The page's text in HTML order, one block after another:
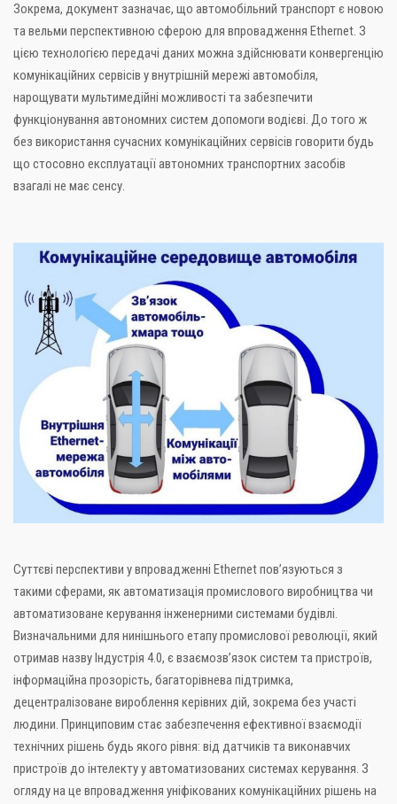
Зокрема, документ зазначає, що автомобільний транспорт є новою
та вельми перспективною сферою для впровадження Ethernet. З
цією технологією передачі даних можна здійснювати конвергенцію
комунікаційних сервісів у внутрішній мережі автомобіля,
нарощувати мультимедійні можливості та забезпечити
функціонування автономних систем допомоги водієві. До того ж
без використання сучасних комунікаційних сервісів говорити будь
що стосовно експлуатації автономних транспортних засобів
взагалі не має сенсу.
Суттєві перспективи у впровадженні Ethernet пов’язуються з
такими сферами, як автоматизація промислового виробництва чи
автоматизоване керування інженерними системами будівлі.
Визначальними для нинішнього етапу промислової революції, який
отримав назву Індустрія 4.0, є взаємозв’язок систем та пристроїв,
інформаційна прозорість, багаторівнева підтримка,
децентралізоване вироблення керівних дій, зокрема без участі
людини. Принциповим стає забезпечення ефективної взаємодії
технічних рішень будь якого рівня: від датчиків та виконавчих
пристроїв до інтелекту у автоматизованих системах керування. З
огляду на це впровадження уніфікованих комунікаційних рішень на